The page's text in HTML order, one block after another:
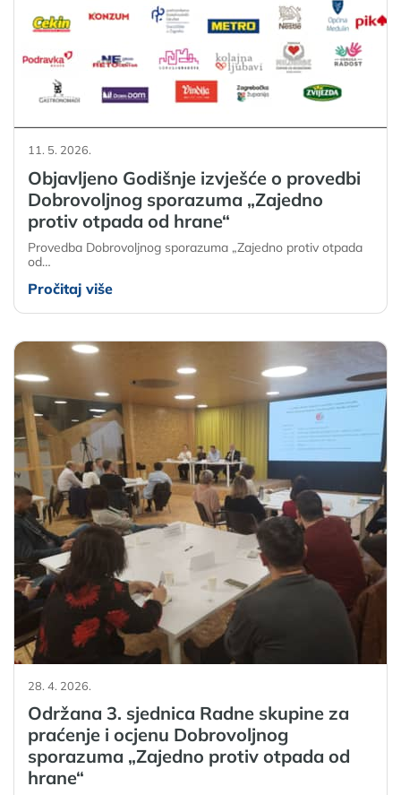
11. 5. 2026.
Objavljeno Godišnje izvješće o provedbi
Dobrovoljnog sporazuma „Zajedno
protiv otpada od hrane“
Provedba Dobrovoljnog sporazuma „Zajedno protiv otpada
od…
Pročitaj više
28. 4. 2026.
Održana 3. sjednica Radne skupine za
praćenje i ocjenu Dobrovoljnog
sporazuma „Zajedno protiv otpada od
hrane“